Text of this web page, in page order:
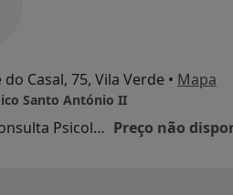
do Casal, 75, Vila Verde • Mapa
Santo António II
Primeira consulta Psicologia Preço não